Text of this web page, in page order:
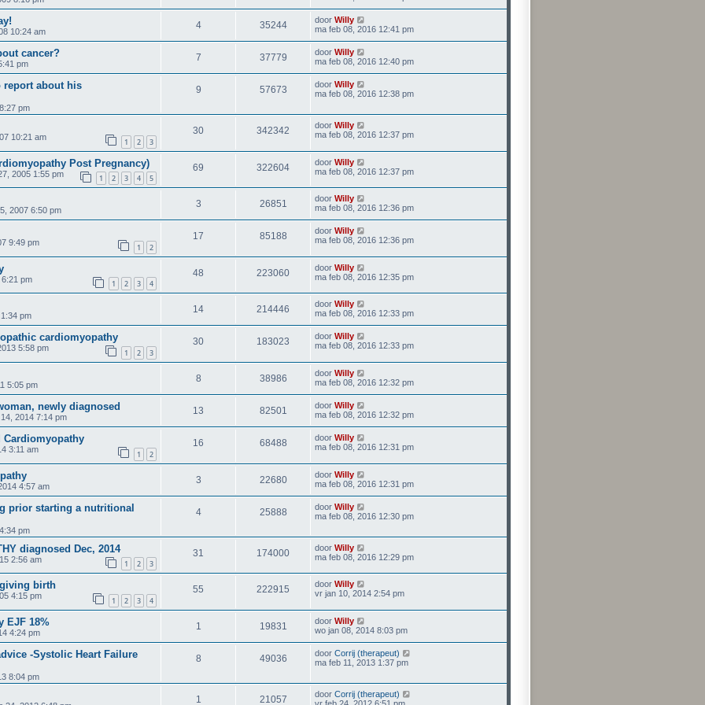
10:24 am
4 35244 door Willy
ma feb 08, 2016 12:41 pm
cancer?
pm
7 37779 door Willy
ma feb 08, 2016 12:40 pm
about his
pm
9 57673 door Willy
ma feb 08, 2016 12:38 pm
10:21 am 1 2 3
30 342342 door Willy
ma feb 08, 2016 12:37 pm
Post Pregnancy)
2005 1:55 pm 1 2 3 4 5
69 322604 door Willy
ma feb 08, 2016 12:37 pm
2007 6:50 pm
3 26851 door Willy
ma feb 08, 2016 12:36 pm
9:49 pm 1 2
17 85188 door Willy
ma feb 08, 2016 12:36 pm
pm 1 2 3 4
48 223060 door Willy
ma feb 08, 2016 12:35 pm
pm
14 214446 door Willy
ma feb 08, 2016 12:33 pm
cardiomyopathy
5:58 pm 1 2 3
30 183023 door Willy
ma feb 08, 2016 12:33 pm
5:05 pm
8 38986 door Willy
ma feb 08, 2016 12:32 pm
newly diagnosed
2014 7:14 pm
13 82501 door Willy
ma feb 08, 2016 12:32 pm
Cardiomyopathy
3:11 am 1 2
16 68488 door Willy
ma feb 08, 2016 12:31 pm
4:57 am
3 22680 door Willy
ma feb 08, 2016 12:31 pm
prior starting a nutritional
pm
4 25888 door Willy
ma feb 08, 2016 12:30 pm
diagnosed Dec, 2014
2:56 am 1 2 3
31 174000 door Willy
ma feb 08, 2016 12:29 pm
birth
4:15 pm 1 2 3 4
55 222915 door Willy
vr jan 10, 2014 2:54 pm
EJF 18%
4:24 pm
1 19831 door Willy
wo jan 08, 2014 8:03 pm
-Systolic Heart Failure
8:04 pm
8 49036 door Corrij (therapeut)
ma feb 11, 2013 1:37 pm
1 21057 door Corrij (therapeut)